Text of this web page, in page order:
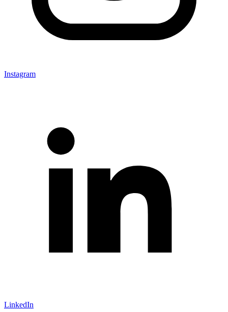
Instagram
LinkedIn